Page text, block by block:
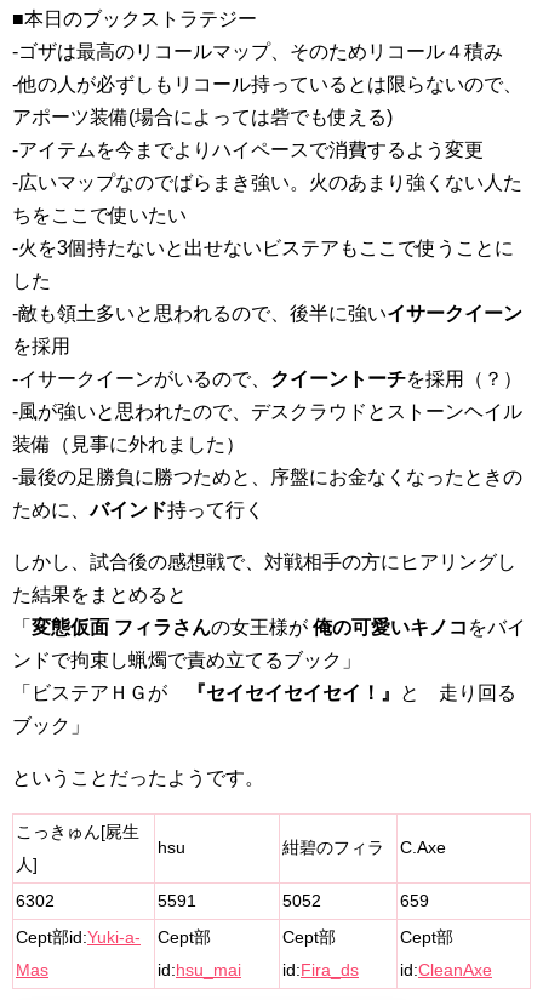
■本日のブックストラテジー
-ゴザは最高のリコールマップ、そのためリコール４積み
-他の人が必ずしもリコール持っているとは限らないので、
アポーツ装備(場合によっては砦でも使える)
-アイテムを今までよりハイペースで消費するよう変更
-広いマップなのでばらまき強い。火のあまり強くない人た
ちをここで使いたい
-火を3個持たないと出せないビステアもここで使うことに
した
-敵も領土多いと思われるので、後半に強いイサークイーン
を採用
-イサークイーンがいるので、 クイーントーチを採用（？）
-風が強いと思われたので、デスクラウドとストーンヘイル
装備（見事に外れました）
-最後の足勝負に勝つためと、序盤にお金なくなったときの
ために、バインド持って行く
しかし、試合後の感想戦で、対戦相手の方にヒアリングし
た結果をまとめると
「 変態仮面 フィラさんの女王様が 俺の可愛いキノコ をバイ
ンドで拘束し蝋燭で責め立てるブック」
「ビステアＨＧが
『セイセイセイセイ！』
と 走り回る
ブック」
ということだったようです。
こっきゅん[屍生
人]
hsu 紺碧のフィラ C.Axe
6302 5591 5052
659
Cept部id:Yuki-a-
Mas
Cept部
id: hsu_mai
Cept部
id: Fira_ds
Cept部
id:CleanAxe